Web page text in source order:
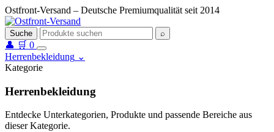
Ostfront-Versand – Deutsche Premiumqualität seit 2014
Suche ⌕
👤 🛒 0
Herrenbekleidung ⌄
Kategorie
Herrenbekleidung
Entdecke Unterkategorien, Produkte und passende Bereiche aus
dieser Kategorie.